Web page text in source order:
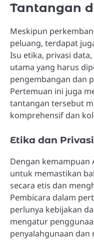
Tantangan
Meskipun
peluang, terdapat
Isu etika, privasi
utama yang harus
pengembangan dan
Pertemuan ini juga
tantangan tersebut
komprehensif dan
Etika dan Privasi
Dengan kemampuan
untuk memastikan
secara etis dan
Pembicara dalam
perlunya kebijakan
mengatur
penyalahgunaan dan